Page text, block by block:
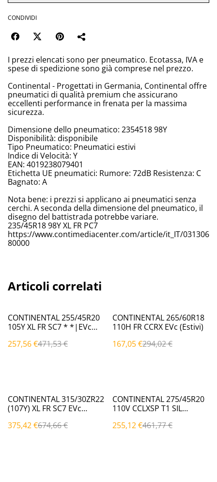
CONDIVIDI
I prezzi elencati sono per pneumatico. Ecotassa, IVA e
spese di spedizione sono già comprese nel prezzo.
Continental - Progettati in Germania, Continental offre
pneumatici di qualità premium che assicurano
eccellenti performance in frenata per la massima
sicurezza.
Dimensione dello pneumatico: 2354518 98Y
Disponibilità: disponibile
Tipo Pneumatico: Pneumatici estivi
Indice di Velocità: Y
EAN: 4019238079401
Etichetta UE pneumatici: Rumore: 72dB Resistenza: C
Bagnato: A
Nota bene: i prezzi si applicano ai pneumatici senza
cerchi. A seconda della dimensione del pneumatico, il
disegno del battistrada potrebbe variare.
235/45R18 98Y XL FR PC7
https://www.contimediacenter.com/article/it_IT/031306
80000
Articoli correlati
%
CONTINENTAL 255/45R20
105Y XL FR SC7 * *|EVc
257,56 €471,53 €
%
CONTINENTAL 265/60R18
110H FR CCRX EVc (Estivi)
167,05 €294,02 €
%
CONTINENTAL 315/30ZR22
(107Y) XL FR SC7 EVc
375,42 €674,66 €
%
CONTINENTAL 275/45R20
110V CCLXSP T1 SIL
255,12 €461,77 €